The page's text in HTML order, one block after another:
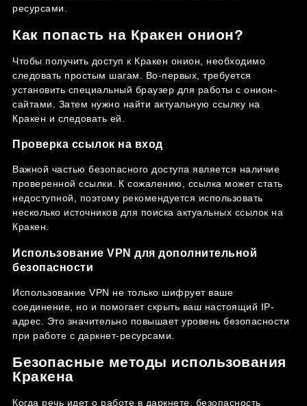
ресурсами.
Как попасть на Кракен онион?
Чтобы получить доступ к Кракен онион, необходимо
следовать простым шагам. Во-первых, требуется
установить специальный браузер для работы с онион-
сайтами. Затем нужно найти актуальную ссылку на
Кракен и следовать ей.
Проверка ссылок на вход
Важной частью безопасного доступа является наличие
проверенной ссылки. К сожалению, ссылка может стать
недоступной, поэтому рекомендуется использовать
несколько источников для поиска актуальных ссылок на
Кракен.
Использование VPN для дополнительной
безопасности
Использование VPN не только шифрует ваше
соединение, но и помогает скрыть ваш настоящий IP-
адрес. Это значительно повышает уровень безопасности
при работе с даркнет-ресурсами.
Безопасные методы использования
Кракена
Когда речь идет о работе в даркнете, безопасность